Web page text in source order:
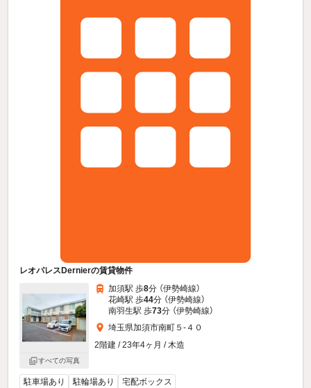
レオパレスDernierの賃貸物件
すべての写真
加須駅 歩8分 （伊勢崎線）
花崎駅 歩44分 （伊勢崎線）
南羽生駅 歩73分 （伊勢崎線）
埼玉県加須市南町５-４０
2階建 / 23年4ヶ月 / 木造
駐車場あり 駐輪場あり 宅配ボックス